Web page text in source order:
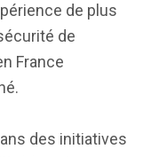
de plus
de
France
des initiatives